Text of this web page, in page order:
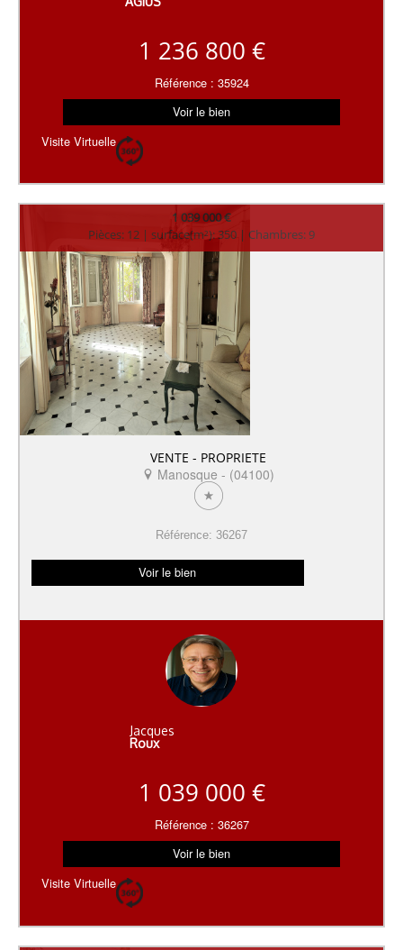
1 236 800 €
Référence : 35924
Voir le bien
Visite Virtuelle
1 039 000 €
Pièces: 12 | surface(m²): 350 | Chambres: 9
VENTE - PROPRIETE
Manosque - (04100)
Référence: 36267
Voir le bien
Jacques
Roux
1 039 000 €
Référence : 36267
Voir le bien
Visite Virtuelle